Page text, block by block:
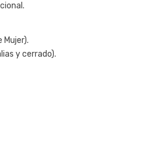
Mujer).
y cerrado).